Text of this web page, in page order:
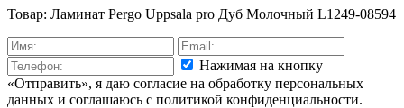
Товар: Ламинат Pergo Uppsala pro Дуб Молочный L1249-08594
Нажимая на кнопку
«Отправить», я даю согласие на обработку персональных
данных и соглашаюсь c политикой конфиденциальности.